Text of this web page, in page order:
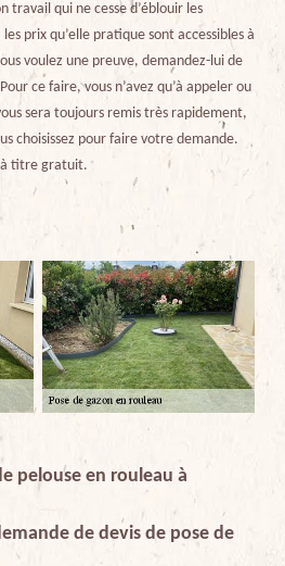
travail qui ne cesse d’éblouir les
prix qu’elle pratique sont accessibles à
voulez une preuve, demandez-lui de
ce faire, vous n’avez qu’à appeler ou
sera toujours remis très rapidement,
choisissez pour faire votre demande.
à titre gratuit.
pelouse en rouleau à
de devis de pose de